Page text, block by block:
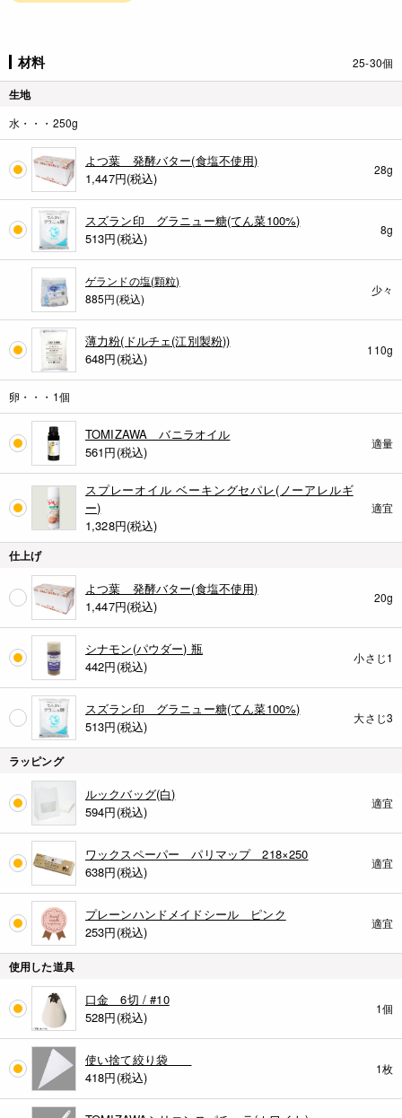
材料 25-30個
生地
水・・・250g
よつ葉 発酵バター(食塩不使用)
1,447円(税込)
28g
スズラン印 グラニュー糖(てん菜100%)
513円(税込)
8g
ゲランドの塩(顆粒)
885円(税込)
少々
薄力粉(ドルチェ(江別製粉))
648円(税込)
110g
卵・・・1個
TOMIZAWA バニラオイル
561円(税込)
適量
スプレーオイル ベーキングセパレ(ノーアレルギ
ー)
1,328円(税込)
適宜
仕上げ
よつ葉 発酵バター(食塩不使用)
1,447円(税込)
20g
シナモン(パウダー) 瓶
442円(税込)
小さじ1
スズラン印 グラニュー糖(てん菜100%)
513円(税込)
大さじ3
ラッピング
ルックバッグ(白)
594円(税込)
適宜
ワックスペーパー パリマップ 218×250
638円(税込)
適宜
プレーンハンドメイドシール ピンク
253円(税込)
適宜
使用した道具
口金 6切 / #10
528円(税込)
1個
使い捨て絞り袋
418円(税込)
1枚